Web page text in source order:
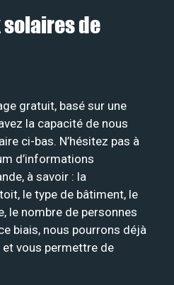
solaires de
gratuit, basé sur une
la capacité de nous
ci-bas. N’hésitez pas à
d’informations
à savoir : la
le type de bâtiment, le
le nombre de personnes
biais, nous pourrons déjà
vous permettre de